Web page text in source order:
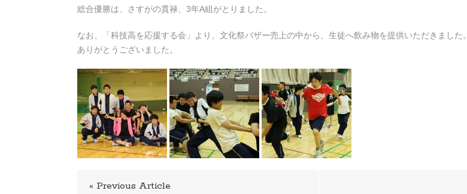
総合優勝は、さすがの貫禄、3年A組がとりました。
なお、「科技高を応援する会」より、文化祭バザー売上の中から、生徒へ飲み物を提供いただきました。
ありがとうございました。
« Previous Article